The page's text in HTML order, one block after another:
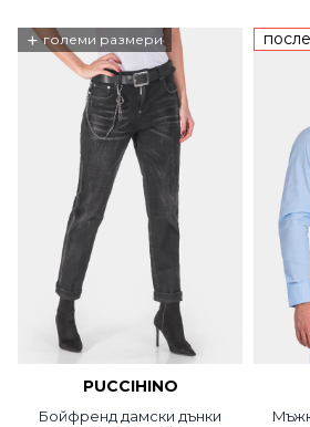
+ големи размери
PUCCIHINO
Бойфренд дамски дънки